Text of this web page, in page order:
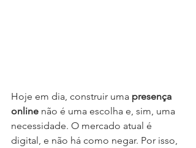
Hoje em dia, construir uma presença
online não é uma escolha e, sim, uma
necessidade. O mercado atual é
digital, e não há como negar. Por isso,